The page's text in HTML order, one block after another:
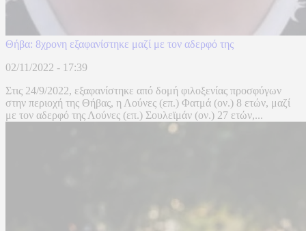
Θήβα: 8χρονη εξαφανίστηκε μαζί με τον αδερφό της
02/11/2022 - 17:39
Στις 24/9/2022, εξαφανίστηκε από δομή φιλοξενίας προσφύγων
στην περιοχή της Θήβας, η Λούνες (επ.) Φατμά (ον.) 8 ετών, μαζί
με τον αδερφό της Λούνες (επ.) Σουλεϊμάν (ον.) 27 ετών,...